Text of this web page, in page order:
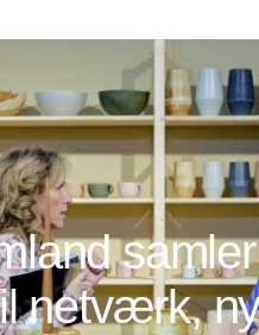
samler
netværk,